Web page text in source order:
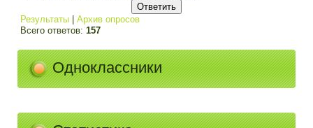
Результаты |Архив опросов
Всего ответов:157
Одноклассники